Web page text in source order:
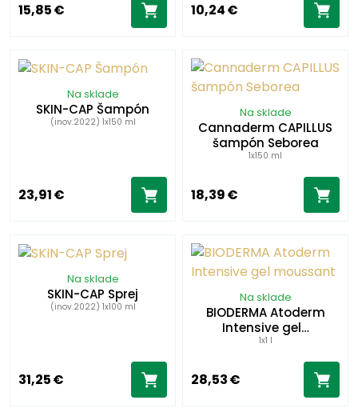
15,85 € 10,24 €
Na sklade
SKIN-CAP Šampón
(inov.2022) 1x150 ml
23,91 €
Na sklade
Cannaderm CAPILLUS
šampón Seborea
1x150 ml
18,39 €
Na sklade
SKIN-CAP Sprej
(inov.2022) 1x100 ml
31,25 €
Na sklade
BIODERMA Atoderm
Intensive gel…
1x1 l
28,53 €